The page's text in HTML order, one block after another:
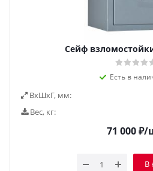
Сейф
Есть в
ВxШxГ, мм:
Вес, кг:
71 000₽/
В